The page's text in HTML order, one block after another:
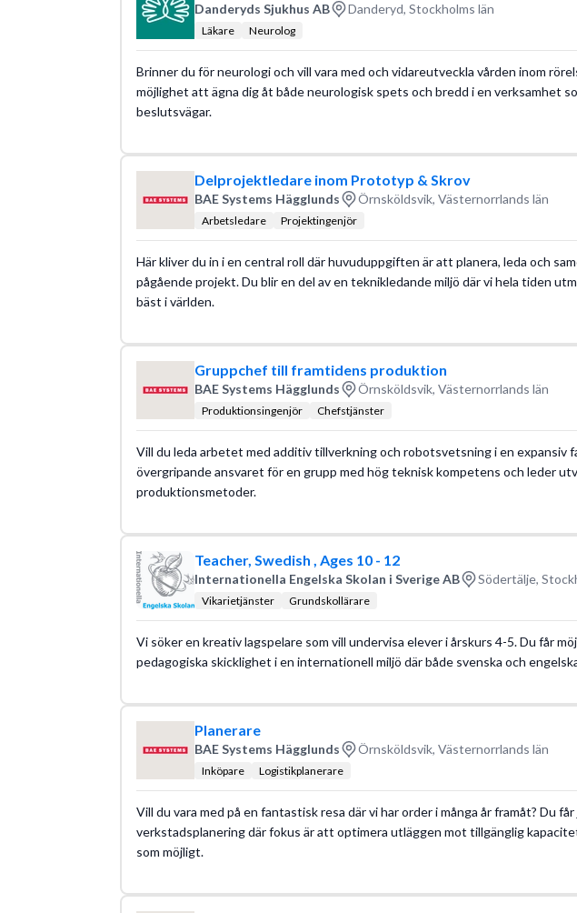
Danderyds Sjukhus AB Danderyd, Stockholms län
Läkare Neurolog
Brinner du för neurologi och vill vara med och vidareutveckla vården inom
möjlighet att ägna dig åt både neurologisk spets och bredd i en verksamhet
beslutsvägar.
Delprojektledare inom Prototyp & Skrov
BAE Systems Hägglunds Örnsköldsvik, Västernorrlands län
Arbetsledare Projektingenjör
Här kliver du in i en central roll där huvuduppgiften är att planera, leda och
pågående projekt. Du blir en del av en teknikledande miljö där vi hela tiden
bäst i världen.
Gruppchef till framtidens produktion
BAE Systems Hägglunds Örnsköldsvik, Västernorrlands län
Produktionsingenjör Chefstjänster
Vill du leda arbetet med additiv tillverkning och robotsvetsning i en expansiv
övergripande ansvaret för en grupp med hög teknisk kompetens och leder
produktionsmetoder.
Teacher, Swedish , Ages 10 - 12
Internationella Engelska Skolan i Sverige AB Södertälje,
Vikarietjänster Grundskollärare
Vi söker en kreativ lagspelare som vill undervisa elever i årskurs 4-5. Du får
pedagogiska skicklighet i en internationell miljö där både svenska och
Planerare
BAE Systems Hägglunds Örnsköldsvik, Västernorrlands län
Inköpare Logistikplanerare
Vill du vara med på en fantastisk resa där vi har order i många år framåt? Du får
verkstadsplanering där fokus är att optimera utläggen mot tillgänglig
som möjligt.